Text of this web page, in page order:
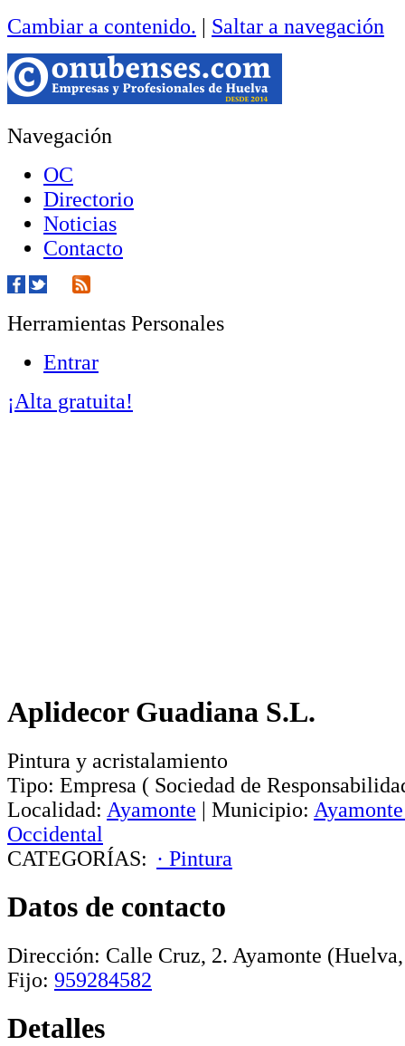
Cambiar a contenido. | Saltar a navegación
Navegación
OC
Directorio
Noticias
Contacto
Herramientas Personales
Entrar
¡Alta gratuita!
Aplidecor Guadiana S.L.
Pintura y acristalamiento
Tipo: Empresa ( Sociedad de
Localidad: Ayamonte | Municipio: Ayamonte
Occidental
CATEGORÍAS: · Pintura
Datos de contacto
Dirección: Calle Cruz, 2. Ayamonte
Fijo: 959284582
Detalles